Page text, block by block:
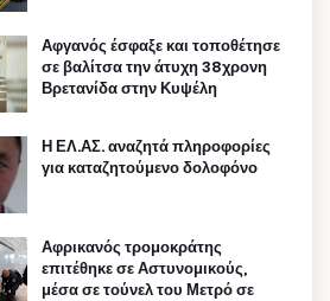
Αφγανός έσφαξε και τοποθέτησε
σε βαλίτσα την άτυχη 38χρονη
Βρετανίδα στην Κυψέλη
Η ΕΛ.ΑΣ. αναζητά πληροφορίες
για καταζητούμενο δολοφόνο
Αφρικανός τρομοκράτης
επιτέθηκε σε Αστυνομικούς,
μέσα σε τούνελ του Μετρό σε